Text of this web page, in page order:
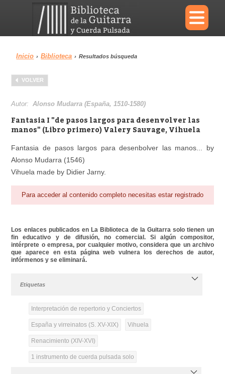
×
Menu
Biblioteca Diccionario
Área personal
Inicio › Biblioteca › Resultados búsqueda
VOLVER
Autor:Alonso Mudarra (España, 1510-1580)
Fantasia I "de pasos largos para desenvolver las
manos" (Libro primero) Valery Sauvage, Vihuela
Fantasia de pasos largos para desenbolver las manos... by
Alonso Mudarra (1546)
Vihuela made by Didier Jarny.
Para acceder al contenido completo necesitas estar registrado
Los enlaces publicados en La Biblioteca de la Guitarra solo tienen un
fin educativo y de difusión, no comercial. Si algún compositor,
intérprete o empresa, por cualquier motivo, considera que un archivo
que aparece en esta página web vulnera los derechos de autor,
infórmenos y se eliminará.
Etiquetas
Interpretación de repertorio y Conciertos
España y virreinatos (S. XV-XIX) Vihuela
Renacimiento (XIV-XVI)
1 instrumento de cuerda pulsada solo